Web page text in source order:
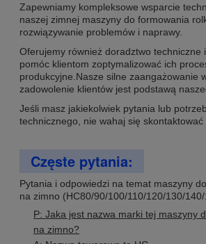
Zapewniamy kompleksowe wsparcie
naszej zimnej maszyny do formowania
rozwiązywanie problemów i naprawy.
Oferujemy również doradztwo techniczne
pomóc klientom zoptymalizować ich
produkcyjne.Nasze silne zaangażowanie
zadowolenie klientów jest podstawą
Jeśli masz jakiekolwiek pytania lub
technicznego, nie wahaj się skontaktować
Częste pytania:
Pytania i odpowiedzi na temat maszyny
na zimno (HC80/90/100/110/120/130/
P: Jaka jest nazwa marki tej maszyny
na zimno?